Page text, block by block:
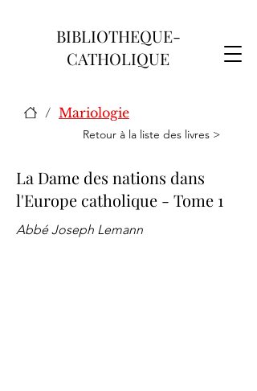
BIBLIOTHEQUE-
CATHOLIQUE
/ Mariologie
Retour à la liste des livres >
La Dame des nations dans
l'Europe catholique - Tome 1
Abbé Joseph Lemann